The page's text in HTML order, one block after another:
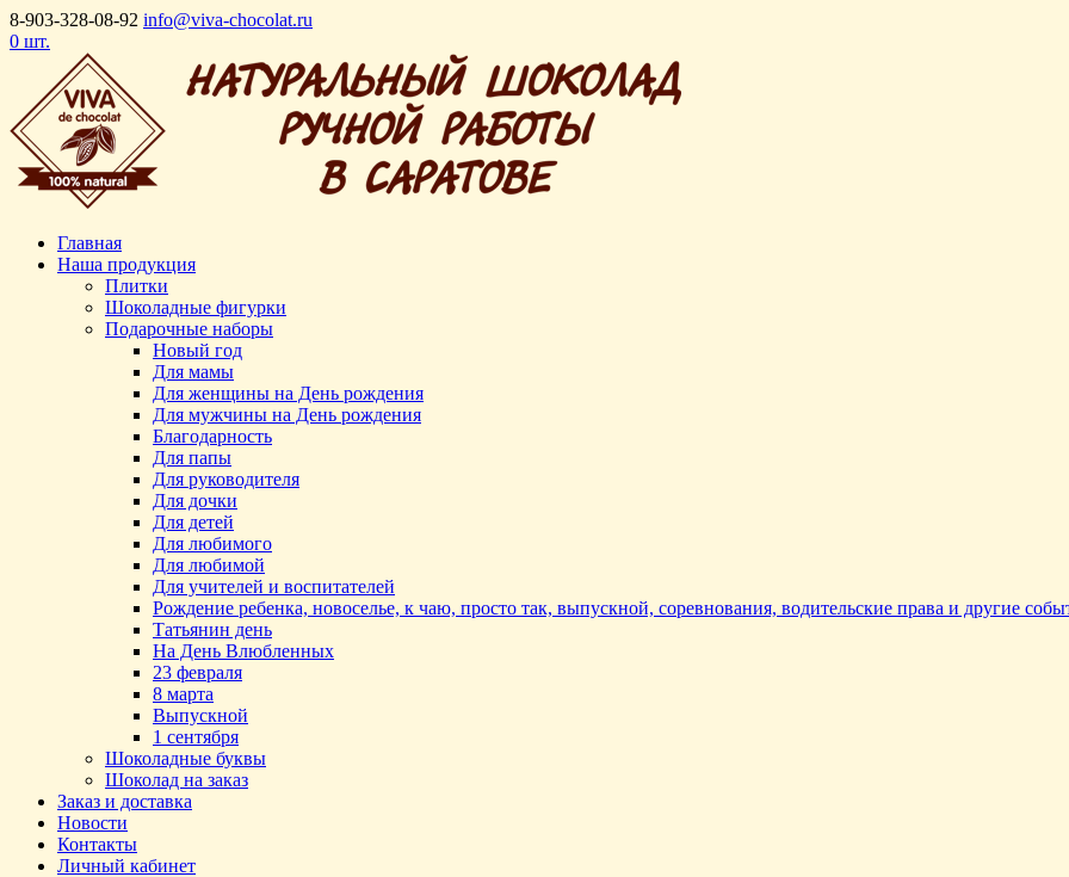
8-903-328-08-92 info@viva-chocolat.ru
0 шт.
Главная
Наша продукция
Плитки
Шоколадные фигурки
Подарочные наборы
Новый год
Для мамы
Для женщины на День рождения
Для мужчины на День рождения
Благодарность
Для папы
Для руководителя
Для дочки
Для детей
Для любимого
Для любимой
Для учителей и воспитателей
Рождение ребенка, новоселье, к чаю, просто так, выпускной, соревнования, водительские права и другие
Татьянин день
На День Влюбленных
23 февраля
8 марта
Выпускной
1 сентября
Шоколадные буквы
Шоколад на заказ
Заказ и доставка
Новости
Контакты
Личный кабинет